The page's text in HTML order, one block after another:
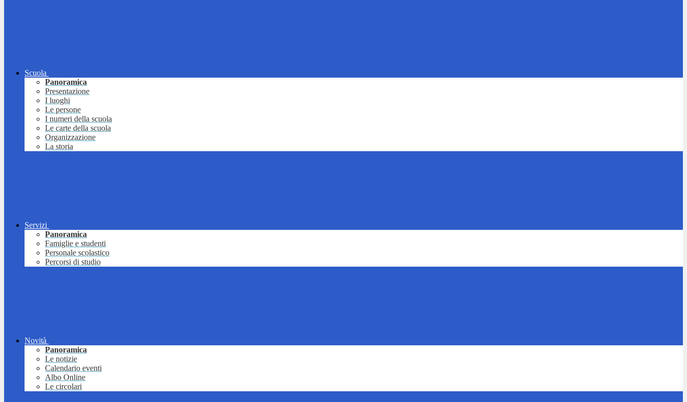
Scuola
Panoramica
Presentazione
I luoghi
Le persone
I numeri della scuola
Le carte della scuola
Organizzazione
La storia
Servizi
Panoramica
Famiglie e studenti
Personale scolastico
Percorsi di studio
Novità
Panoramica
Le notizie
Calendario eventi
Albo Online
Le circolari